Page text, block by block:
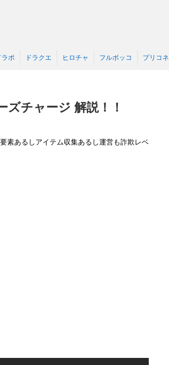
ラポ ドラクエ ヒロチャ フルボッコ プリコネ
ズチャージ 解説！！
素あるしアイテム収集あるし運営も詐欺レベ